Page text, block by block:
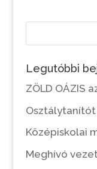
Legutóbbi
ZÖLD OÁZIS
Osztálytanítót
Középiskolai
Meghívó